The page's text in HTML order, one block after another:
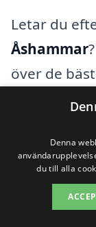
Letar du
Åshammar
över de
Oavsett
eller bara
det något
Utforska
Denna
du till alla